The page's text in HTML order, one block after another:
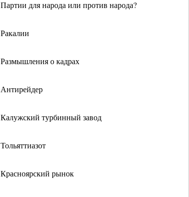
Партии для народа или против народа?
Ракалии
Размышления о кадрах
Антирейдер
Калужский турбинный завод
Тольяттиазот
Красноярский рынок